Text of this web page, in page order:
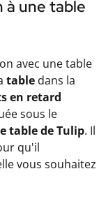
à une table
avec une table
table dans la
en retard
sous le
table de Tulip. Il
qu'il
vous souhaitez